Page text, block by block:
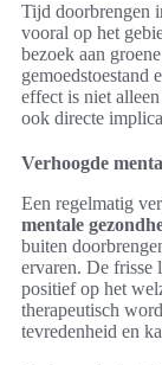
Tijd doorbrengen
vooral op het
bezoek aan
gemoedstoestand
effect is niet
ook directe
Verhoogde
Een regelmatig
mentale
buiten
ervaren. De frisse
positief op het
therapeutisch
tevredenheid en